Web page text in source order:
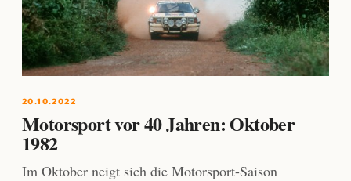
20.10.2022
Motorsport vor 40 Jahren: Oktober
1982
Im Oktober neigt sich die Motorsport-Saison